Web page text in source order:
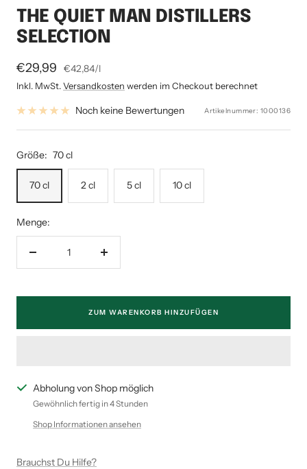
gehengehengehengehengehengehen
THE QUIET MAN DISTILLERS
SELECTION
Angebotspreis
€29,99 €42,84/l
Inkl. MwSt.Versandkosten werden im Checkout berechnet
Noch keine Bewertungen Artikelnummer: 1000136
Größe: 70 cl
70 cl 2 cl 5 cl 10 cl
Menge:
Menge
ZUM WARENKORB HINZUFÜGEN
Abholung von Shop möglich
Gewöhnlich fertig in 4 Stunden
Shop Informationen ansehen
Brauchst Du Hilfe?